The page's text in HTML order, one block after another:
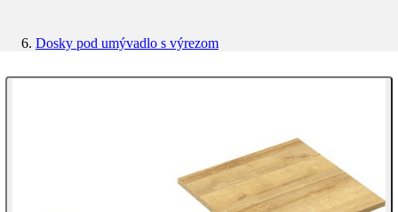
Dosky pod umývadlo s výrezom